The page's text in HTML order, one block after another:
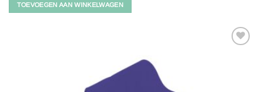
TOEVOEGEN AAN WINKELWAGEN